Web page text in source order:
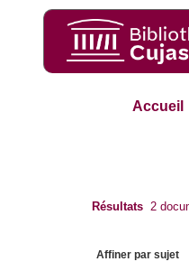
Accueil
Résultats 2
Affiner par sujet